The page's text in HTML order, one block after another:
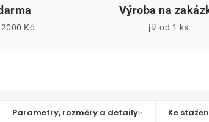
Kč
Výroba na
již od 1 ks
Parametry, rozměry a detaily Ke